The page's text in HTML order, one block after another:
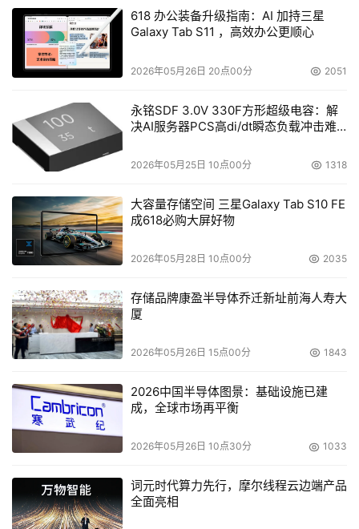
年复合增长率接近19%。这意味着，在未来五年内，汽车行
业对存储芯片的消耗量将翻倍。然而，供应端的产能却正在
被AI算力中心虹吸——这形成了一对尖锐的矛盾。
温度范围、通过严苛的可靠性验证、集成ECC错误校正机
制，其生产难度和认证周期远高于消费级产品，无法简单地
将过剩的消费级产能直接转换。
车企采购高管：国产存储公司门槛被踏破
面对这一轮结构性短缺，供应链自主已成为中国汽车产业必
须回答的课题。国内唯一一家可大规模量产DRAM芯片的长
系列和LPDDR系列等多元化产品矩阵，并于2025年底正式
量产LPDDR5X产品，最高速率达10667Mbps，功耗较上代
降低30%，完美契合智能座舱与自动驾驶域控对海量数据处
618 办公装备升级指南：AI 加持三星
Galaxy Tab S11 ，高效办公更顺心
2026年05月26日 20点00分 2051
永铭SDF 3.0V 330F方形超级电容：解
决AI服务器PCS高di/dt瞬态负载冲击难
2026年05月25日 10点00分 1318
大容量存储空间 三星Galaxy Tab S10 FE
成618必购大屏好物
2026年05月28日 10点00分 2035
存储品牌康盈半导体乔迁新址前海人寿大
厦
2026年05月26日 15点00分 1843
2026中国半导体图景：基础设施已建
成，全球市场再平衡
2026年05月26日 10点30分 1033
词元时代算力先行，摩尔线程云边端产品
全面亮相